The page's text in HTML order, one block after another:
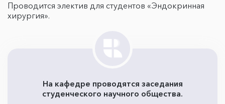
Проводится электив для студентов «Эндокринная
хирургия».
На кафедре проводятся заседания
студенческого научного общества.